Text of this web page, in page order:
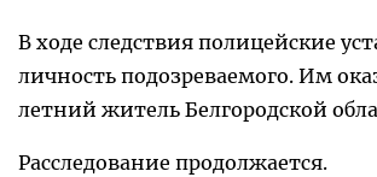
В ходе следствия полицейские
личность подозреваемого. Им
летний житель Белгородской
Расследование продолжается.